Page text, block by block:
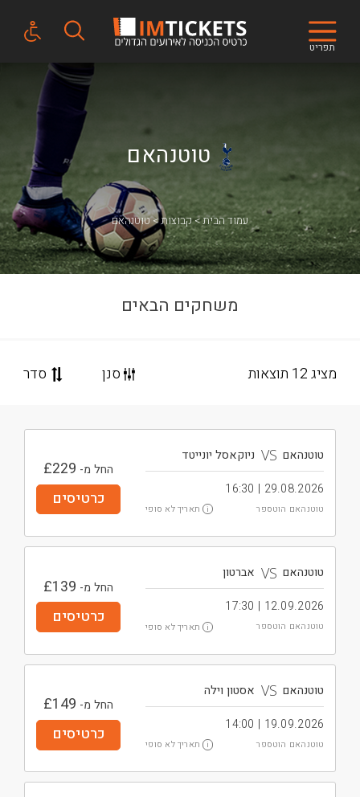
תפריט
טוטנהאם
טוטנהאם קבוצות עמוד הבית
משחקים הבאים
מציג 12 תוצאות סנן סדר
טוטנהאם VS ניוקאסל יונייטד
29.08.2026 | 16:30
טוטנהאם הוטספר i תאריך לא סופי
החל מ- £229
כרטיסים
טוטנהאם VS אברטון
12.09.2026 | 17:30
טוטנהאם הוטספר i תאריך לא סופי
החל מ- £139
כרטיסים
טוטנהאם VS אסטון וילה
19.09.2026 | 14:00
טוטנהאם הוטספר i תאריך לא סופי
החל מ- £149
כרטיסים